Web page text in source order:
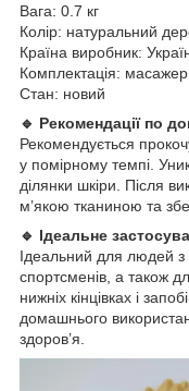
Вага: 0.7 кг
Колір: натуральний
Країна виробник:
Комплектація:
Стан: новий
🔹 Рекомендації по
Рекомендується
у помірному темпі.
ділянки шкіри. Після
м’якою тканиною та
🔹 Ідеальне
Ідеальний для людей з
спортсменів, а також
нижніх кінцівках і
домашнього
здоров’я.